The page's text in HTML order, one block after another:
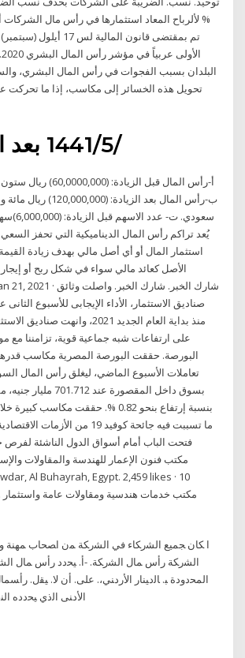
% لألرباح المعاد استثمارها في رأس مال الشركات
البلدان بسبب الفجوات في رأس المال البشري،
تحويل هذه الخسائر إلى مكاسب، إذا ما تحركت
20‏‏/5‏‏/1441 بعد الهجرة
أ‌-رأس المال قبل
ب‌-رأس المال بعد
سعودي. ت‌-
يُعد تراكم رأس المال الديناميكية التي تحفز
استثمار المال أو أي أصل مالي بهدف زيادة القيمة
الأصل كعائد مالي سواء في شكل ربح أو إيجار
صناديق الاستثمار، الأداء الإيجابى للأسبوع
منذ بداية العام الجديد 2021،
على ارتفاعات شبه جماعية قوية، تزامننا
تعاملات الأسبوع الماضي، ليغلق رأس المال
ما تسببت فيه جائحة كوفيد 19 من
فتحت الباب أمام أسواق الدول الناشئة لفرص
ﺍ ﻜﺎﻥ ﺠﻤﻴﻊ ﺍﻟﺸﺭﻜﺎﺀ ﻓﻲ ﺍﻟﺸﺭﻜﺔ ﻤﻥ ﺍﺼﺤﺎﺏ ﻤﻬﻨﺔ
ﺍﻟﺸﺭﻜﺔ ﺭﺃﺱ ﻤﺎل ﺍﻟﺸﺭﻜﺔ. -ﺃ. ﻴﺤﺩﺩ ﺭﺃﺱ ﻤﺎل
ﺍﻟﻤﺤﺩﻭﺩﺓ ﺒ. ﺎﻟﺩﻴﻨﺎﺭ ﺍﻷﺭﺩﻨﻲ،. ﻋﻠﻰ. ﺃﻥ ﻻ. ﻴﻘل.
ﺍﻷﺩﻨﻰ ﺍﻟﺫﻱ ﻴﺤﺩﺩﻩ